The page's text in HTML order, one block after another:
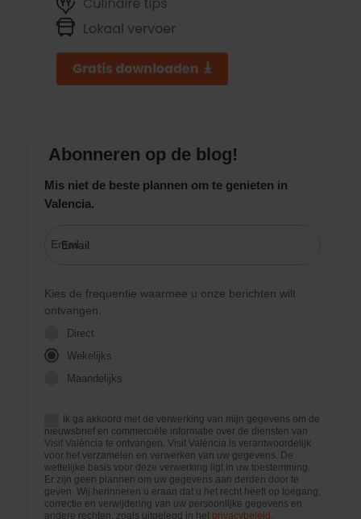
Abonneren op de blog!
Mis niet de beste plannen om te genieten in
Valencia.
Email
Kies de frequentie waarmee u onze berichten wilt
ontvangen.
Direct
Wekelijks
Maandelijks
Ik ga akkoord met de verwerking van mijn gegevens om de
nieuwsbrief en commerciële informatie over de diensten van
Visit València te ontvangen. Visit València is verantwoordelijk
voor het verzamelen en verwerken van uw gegevens. De
wettelijke basis voor deze verwerking ligt in uw toestemming.
Er zijn geen plannen om uw gegevens aan derden door te
geven. Wij herinneren u eraan dat u het recht heeft op toegang,
correctie en verwijdering van uw persoonlijke gegevens en
andere rechten, zoals uitgelegd in het privacybeleid .